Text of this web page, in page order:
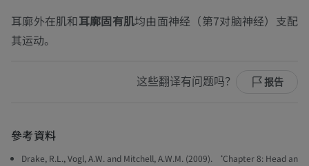
耳廓外在肌和耳廓固有肌均由面神经（第7对脑神经）支配
其运动。
这些翻译有问题吗？ 报告
參考資料
Drake, R.L., Vogl, A.W. and Mitchell, A.W.M. (2009). ‘Chapter 8: Head an